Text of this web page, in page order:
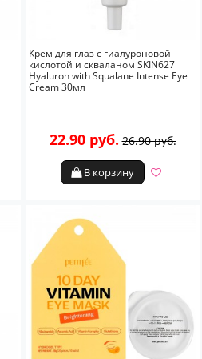
Крем для глаз с гиалуроновой
кислотой и скваланом SKIN627
Hyaluron with Squalane Intense Eye
Cream 30мл
22.90 руб. 26.90 руб.
В корзину